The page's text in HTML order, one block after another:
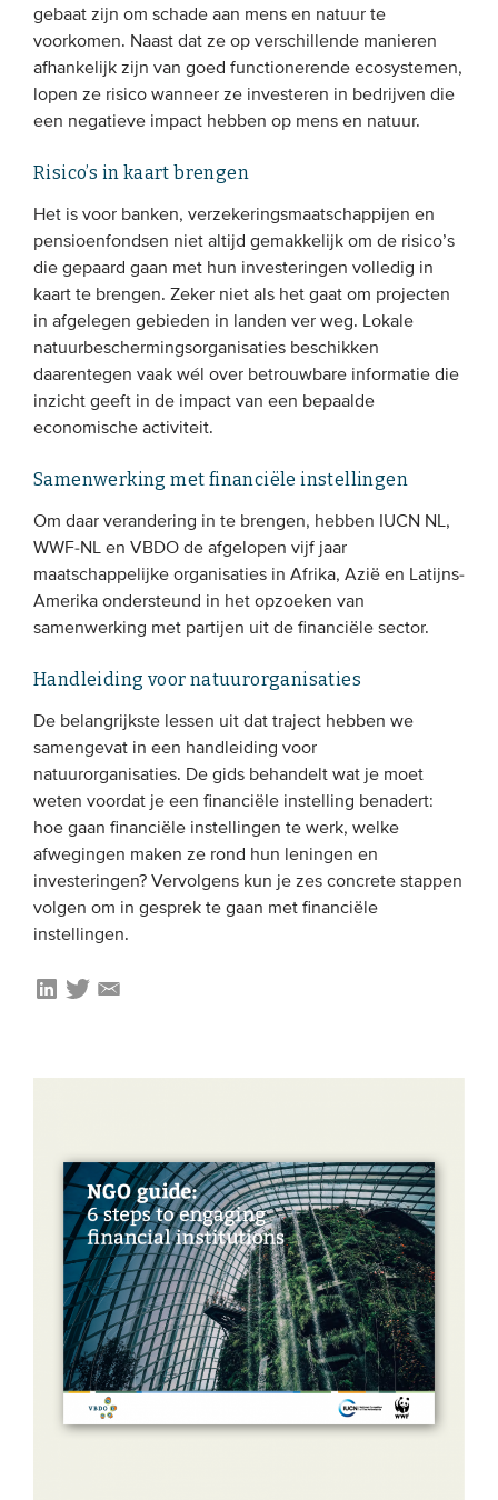
Engagement
Benchmarking
Kennisdeling
UITGEBREID ZOEKEN
gebaat zijn om schade aan mens en natuur te
voorkomen. Naast dat ze op verschillende manieren
afhankelijk zijn van goed functionerende ecosystemen,
lopen ze risico wanneer ze investeren in bedrijven die
een negatieve impact hebben op mens en natuur.
Risico’s in kaart brengen
Het is voor banken, verzekeringsmaatschappijen en
pensioenfondsen niet altijd gemakkelijk om de risico’s
die gepaard gaan met hun investeringen volledig in
kaart te brengen. Zeker niet als het gaat om projecten
in afgelegen gebieden in landen ver weg. Lokale
natuurbeschermingsorganisaties beschikken
daarentegen vaak wél over betrouwbare informatie die
inzicht geeft in de impact van een bepaalde
economische activiteit.
Samenwerking met financiële instellingen
Om daar verandering in te brengen, hebben IUCN NL,
WWF-NL en VBDO de afgelopen vijf jaar
maatschappelijke organisaties in Afrika, Azië en Latijns-
Amerika ondersteund in het opzoeken van
samenwerking met partijen uit de financiële sector.
Handleiding voor natuurorganisaties
De belangrijkste lessen uit dat traject hebben we
samengevat in een handleiding voor
natuurorganisaties. De gids behandelt wat je moet
weten voordat je een financiële instelling benadert:
hoe gaan financiële instellingen te werk, welke
afwegingen maken ze rond hun leningen en
investeringen? Vervolgens kun je zes concrete stappen
volgen om in gesprek te gaan met financiële
instellingen.